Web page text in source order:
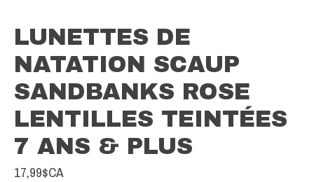
LUNETTES DE
NATATION SCAUP
SANDBANKS ROSE
LENTILLES TEINTÉES
7 ANS & PLUS
17,99$CA